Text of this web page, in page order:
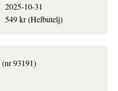
2025-10-31
549 kr (Helbutelj)
(nr 93191)